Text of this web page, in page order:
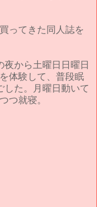
ってきた同人誌を
から土曜日日曜日
体験して、普段眠
した。月曜日動いて
つ就寝。